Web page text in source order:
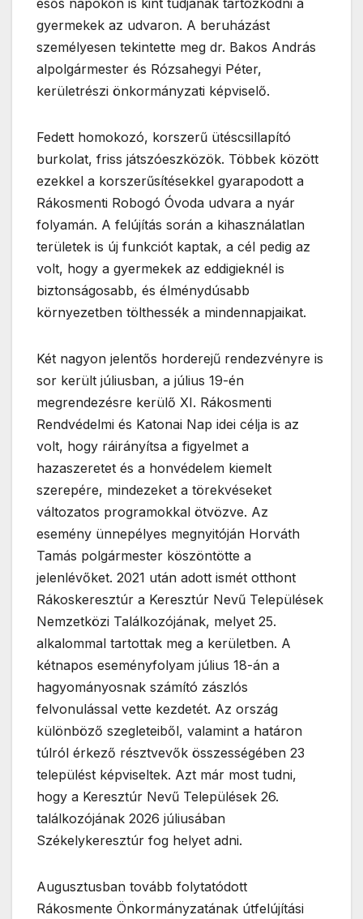
esős napokon is kint tudjanak tartózkodni a
gyermekek az udvaron. A beruházást
személyesen tekintette meg dr. Bakos András
alpolgármester és Rózsahegyi Péter,
kerületrészi önkormányzati képviselő.
Fedett homokozó, korszerű ütéscsillapító
burkolat, friss játszóeszközök. Többek között
ezekkel a korszerűsítésekkel gyarapodott a
Rákosmenti Robogó Óvoda udvara a nyár
folyamán. A felújítás során a kihasználatlan
területek is új funkciót kaptak, a cél pedig az
volt, hogy a gyermekek az eddigieknél is
biztonságosabb, és élménydúsabb
környezetben tölthessék a mindennapjaikat.
Két nagyon jelentős horderejű rendezvényre is
sor került júliusban, a július 19-én
megrendezésre kerülő XI. Rákosmenti
Rendvédelmi és Katonai Nap idei célja is az
volt, hogy ráirányítsa a figyelmet a
hazaszeretet és a honvédelem kiemelt
szerepére, mindezeket a törekvéseket
változatos programokkal ötvözve. Az
esemény ünnepélyes megnyitóján Horváth
Tamás polgármester köszöntötte a
jelenlévőket. 2021 után adott ismét otthont
Rákoskeresztúr a Keresztúr Nevű Települések
Nemzetközi Találkozójának, melyet 25.
alkalommal tartottak meg a kerületben. A
kétnapos eseményfolyam július 18-án a
hagyományosnak számító zászlós
felvonulással vette kezdetét. Az ország
különböző szegleteiből, valamint a határon
túlról érkező résztvevők összességében 23
települést képviseltek. Azt már most tudni,
hogy a Keresztúr Nevű Települések 26.
találkozójának 2026 júliusában
Székelykeresztúr fog helyet adni.
Augusztusban tovább folytatódott
Rákosmente Önkormányzatának útfelújítási